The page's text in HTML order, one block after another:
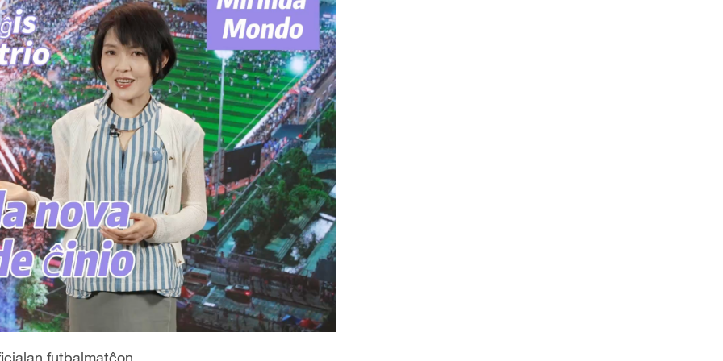
futbalmatĉon.